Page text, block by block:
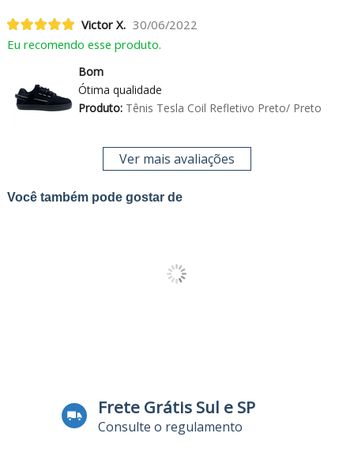
Victor X. 30/06/2022
Eu recomendo esse produto.
Bom
Ótima qualidade
Produto:Tênis Tesla Coil Refletivo Preto/ Preto
Ver mais avaliações
Você também pode gostar de
Frete Grátis Sul e SP
Consulte o regulamento